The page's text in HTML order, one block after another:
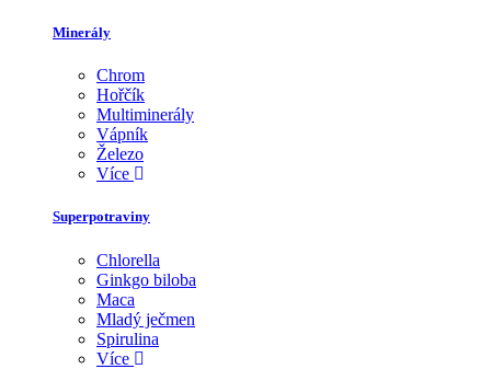
Minerály
Chrom
Hořčík
Multiminerály
Vápník
Železo
Více
Superpotraviny
Chlorella
Ginkgo biloba
Maca
Mladý ječmen
Spirulina
Více